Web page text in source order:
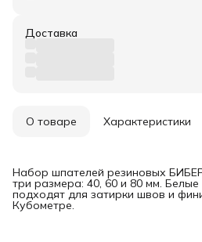
Доставка
О товаре Характеристики
Набор шпателей резиновых
три размера: 40, 60 и 80 мм. Белые
подходят для затирки швов и
Кубометре.